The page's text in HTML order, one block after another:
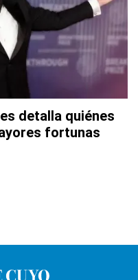
detalla quiénes
fortunas